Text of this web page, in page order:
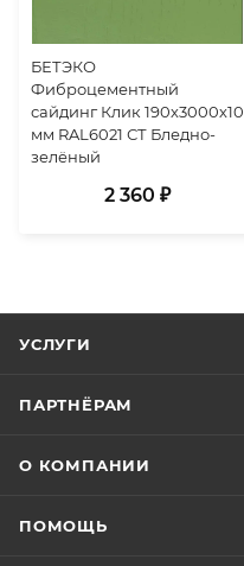
БЕТЭКО
Фиброцементный
сайдинг Клик 190х3000х10
мм RAL6021 СТ Бледно-
зелёный
2 360 ₽
УСЛУГИ
ПАРТНЁРАМ
О КОМПАНИИ
ПОМОЩЬ